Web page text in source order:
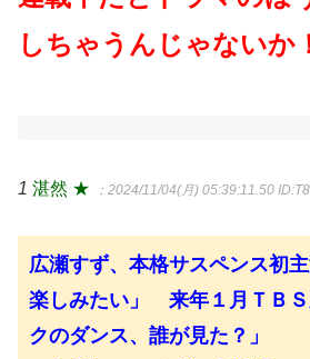
しちゃうんじゃないか
1 湛然 ★ ：2024/11/04(月) 05:39:11.50
広瀬すず、本格サスペンス初
楽しみたい」 来年１月ＴＢＳ
クのダンス、誰が見た？」